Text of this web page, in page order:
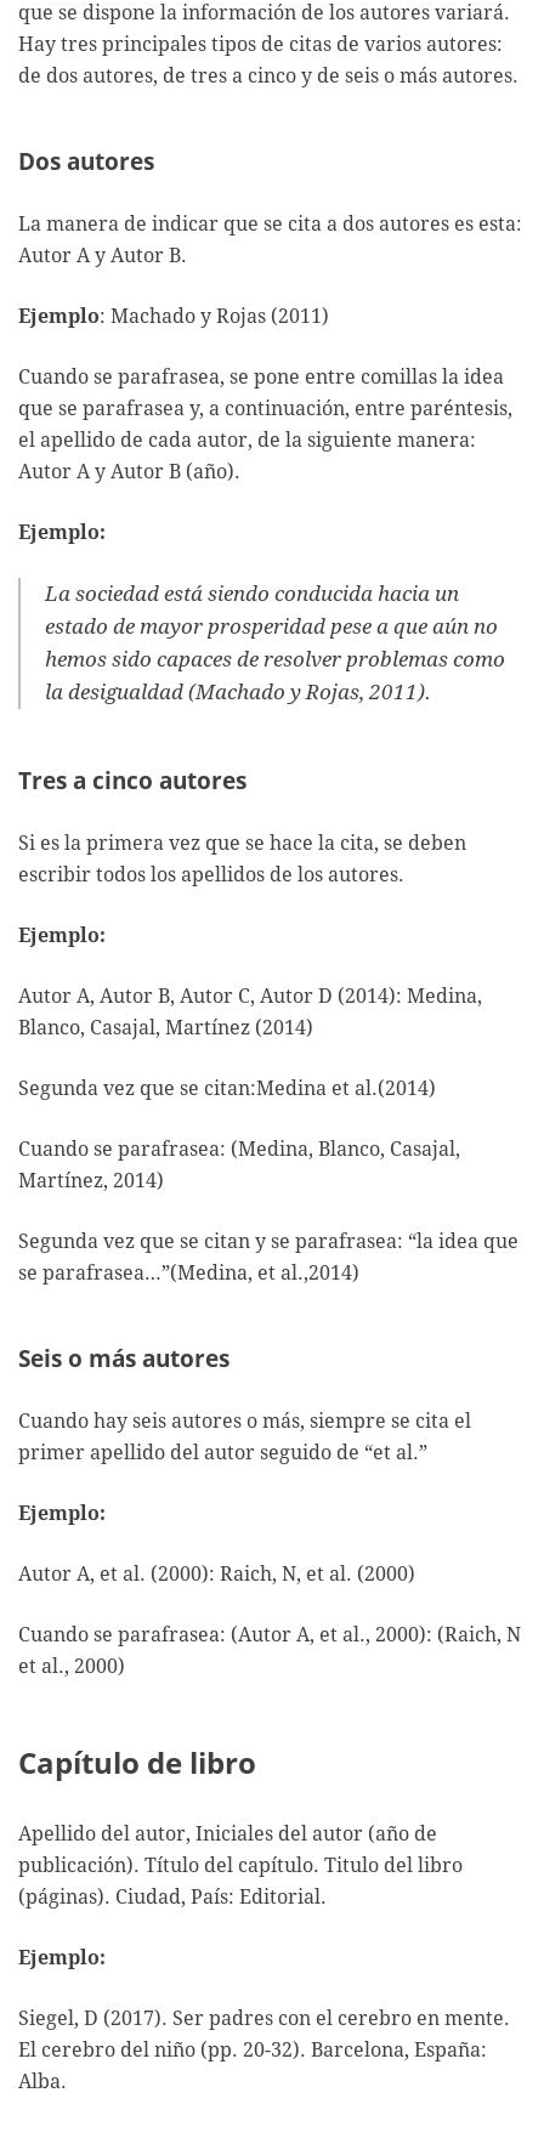
que se dispone la información de los autores variará.
Hay tres principales tipos de citas de varios autores:
de dos autores, de tres a cinco y de seis o más autores.
Dos autores
La manera de indicar que se cita a dos autores es esta:
Autor A y Autor B.
Ejemplo: Machado y Rojas (2011)
Cuando se parafrasea, se pone entre comillas la idea
que se parafrasea y, a continuación, entre paréntesis,
el apellido de cada autor, de la siguiente manera:
Autor A y Autor B (año).
Ejemplo:
La sociedad está siendo conducida hacia un
estado de mayor prosperidad pese a que aún no
hemos sido capaces de resolver problemas como
la desigualdad (Machado y Rojas, 2011).
Tres a cinco autores
Si es la primera vez que se hace la cita, se deben
escribir todos los apellidos de los autores.
Ejemplo:
Autor A, Autor B, Autor C, Autor D (2014): Medina,
Blanco, Casajal, Martínez (2014)
Segunda vez que se citan:Medina et al.(2014)
Cuando se parafrasea: (Medina, Blanco, Casajal,
Martínez, 2014)
Segunda vez que se citan y se parafrasea: “la idea que
se parafrasea…”(Medina, et al.,2014)
Seis o más autores
Cuando hay seis autores o más, siempre se cita el
primer apellido del autor seguido de “et al.”
Ejemplo:
Autor A, et al. (2000): Raich, N, et al. (2000)
Cuando se parafrasea: (Autor A, et al., 2000): (Raich, N
et al., 2000)
Capítulo de libro
Apellido del autor, Iniciales del autor (año de
publicación). Título del capítulo. Titulo del libro
(páginas). Ciudad, País: Editorial.
Ejemplo:
Siegel, D (2017). Ser padres con el cerebro en mente.
El cerebro del niño (pp. 20-32). Barcelona, España:
Alba.